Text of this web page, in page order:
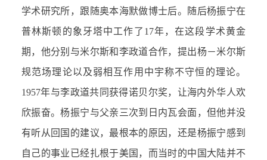
学术研究所，跟随奥本海默做博士后。随后杨振宁在
普林斯顿的象牙塔中工作了17年，在这段学术黄金
期，他分别与米尔斯和李政道合作，提出杨－米尔斯
规范场理论以及弱相互作用中宇称不守恒的理论。
1957年与李政道共同获得诺贝尔奖，让海内外华人欢
欣振奋。杨振宁与父亲三次到日内瓦会面，但他并没
有听从回国的建议，最根本的原因，还是杨振宁感到
自己的事业已经扎根于美国，而当时的中国大陆并不